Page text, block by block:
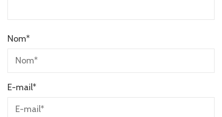
Nom*
E-mail*